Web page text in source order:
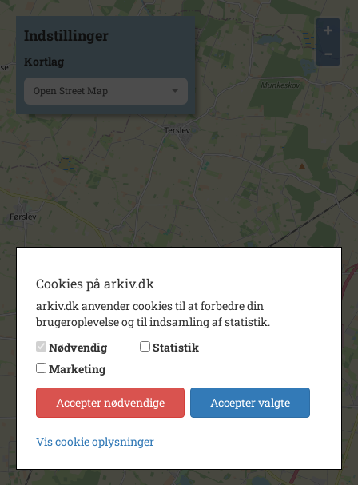
+
−
Indstillinger
Kortlag
Open Street Map
Cookies på arkiv.dk
arkiv.dk anvender cookies til at forbedre din
brugeroplevelse og til indsamling af statistik.
Nødvendig
Statistik
Marketing
Accepter nødvendige Accepter valgte
Vis cookie oplysninger